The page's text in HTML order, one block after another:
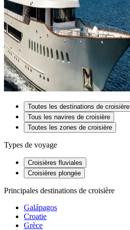
Toutes les destinations de croisière
Tous les navires de croisière
Toutes les zones de croisière
Types de voyage
Croisières fluviales
Croisières plongée
Principales destinations de croisière
Galápagos
Croatie
Grèce